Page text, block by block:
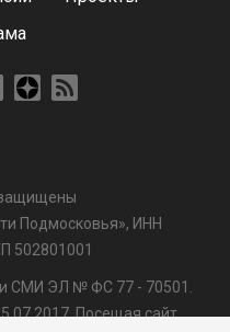
Подмосковья», ИНН
502801001
СМИ ЭЛ № ФС 77 - 70501.
Посещая сайт